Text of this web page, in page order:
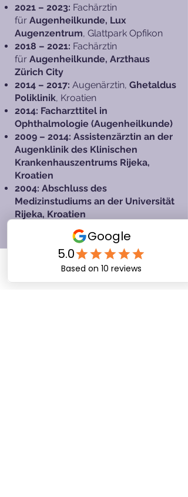
2021 – 2023: Fachärztin
für Augenheilkunde, Lux
Augenzentrum, Glattpark Opfikon
2018 – 2021: Fachärztin
für Augenheilkunde, Arzthaus
Zürich City
2014 – 2017: Augenärztin, Ghetaldus
Poliklinik, Kroatien
2014: Facharzttitel in
Ophthalmologie (Augenheilkunde)
2009 – 2014: Assistenzärztin an der
Augenklinik des Klinischen
Krankenhauszentrums Rijeka,
Kroatien
2004: Abschluss des
Medizinstudiums an der Universität
Rijeka, Kroatien